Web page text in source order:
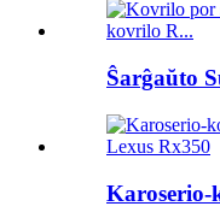
Ŝarĝaŭto
Karoserio-